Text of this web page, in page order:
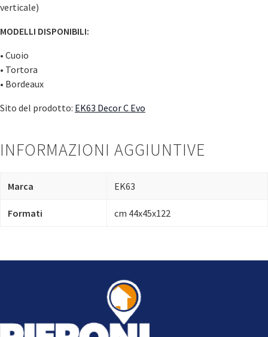
verticale)
MODELLI DISPONIBILI:
• Cuoio
• Tortora
• Bordeaux
Sito del prodotto: EK63 Decor C Evo
INFORMAZIONI AGGIUNTIVE
Marca EK63
Formati cm 44x45x122